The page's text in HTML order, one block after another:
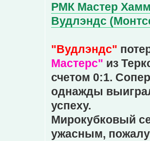
РМК Мастер
Вудлэндс
"Вудлэндс"
Мастерс" из
счетом 0:1.
однажды
успеху.
Мирокубковый
ужасным,